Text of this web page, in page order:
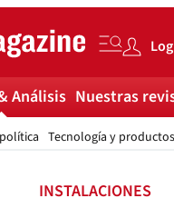
Análisis
Tecnología y productos
Nuestras
INSTALACIONES